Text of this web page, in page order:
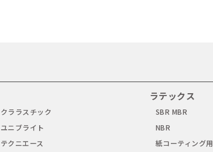
クララスチック
ユニブライト
テクニエース
ラテックス
SBR MBR
NBR
紙コーティング用